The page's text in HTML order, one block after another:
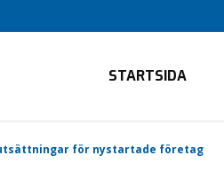
STARTSIDA
för nystartade företag